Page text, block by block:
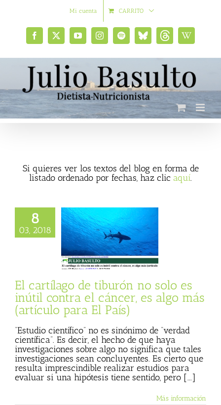
Mi cuenta CARRITO
Facebook
X YouTubeInstagramSpotifyBluesky
social
ThreadsWikipedia
Si quieres ver los textos del blog en forma de
listado ordenado por fechas, haz clic aquí.
8
03, 2018
de tiburón no
inútil contra el
El cartílago de tiburón no solo es
inútil contra el cáncer, es algo más
(artículo para El País)
“Estudio científico” no es sinónimo de “verdad
científica”. Es decir, el hecho de que haya
investigaciones sobre algo no significa que tales
investigaciones sean concluyentes. Es cierto que
resulta imprescindible realizar estudios para
evaluar si una hipótesis tiene sentido, pero [...]
Más información